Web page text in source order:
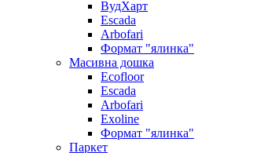
ВудХарт
Escada
Arbofari
Формат "ялинка"
Масивна дошка
Ecofloor
Escada
Arbofari
Exoline
Формат "ялинка"
Паркет